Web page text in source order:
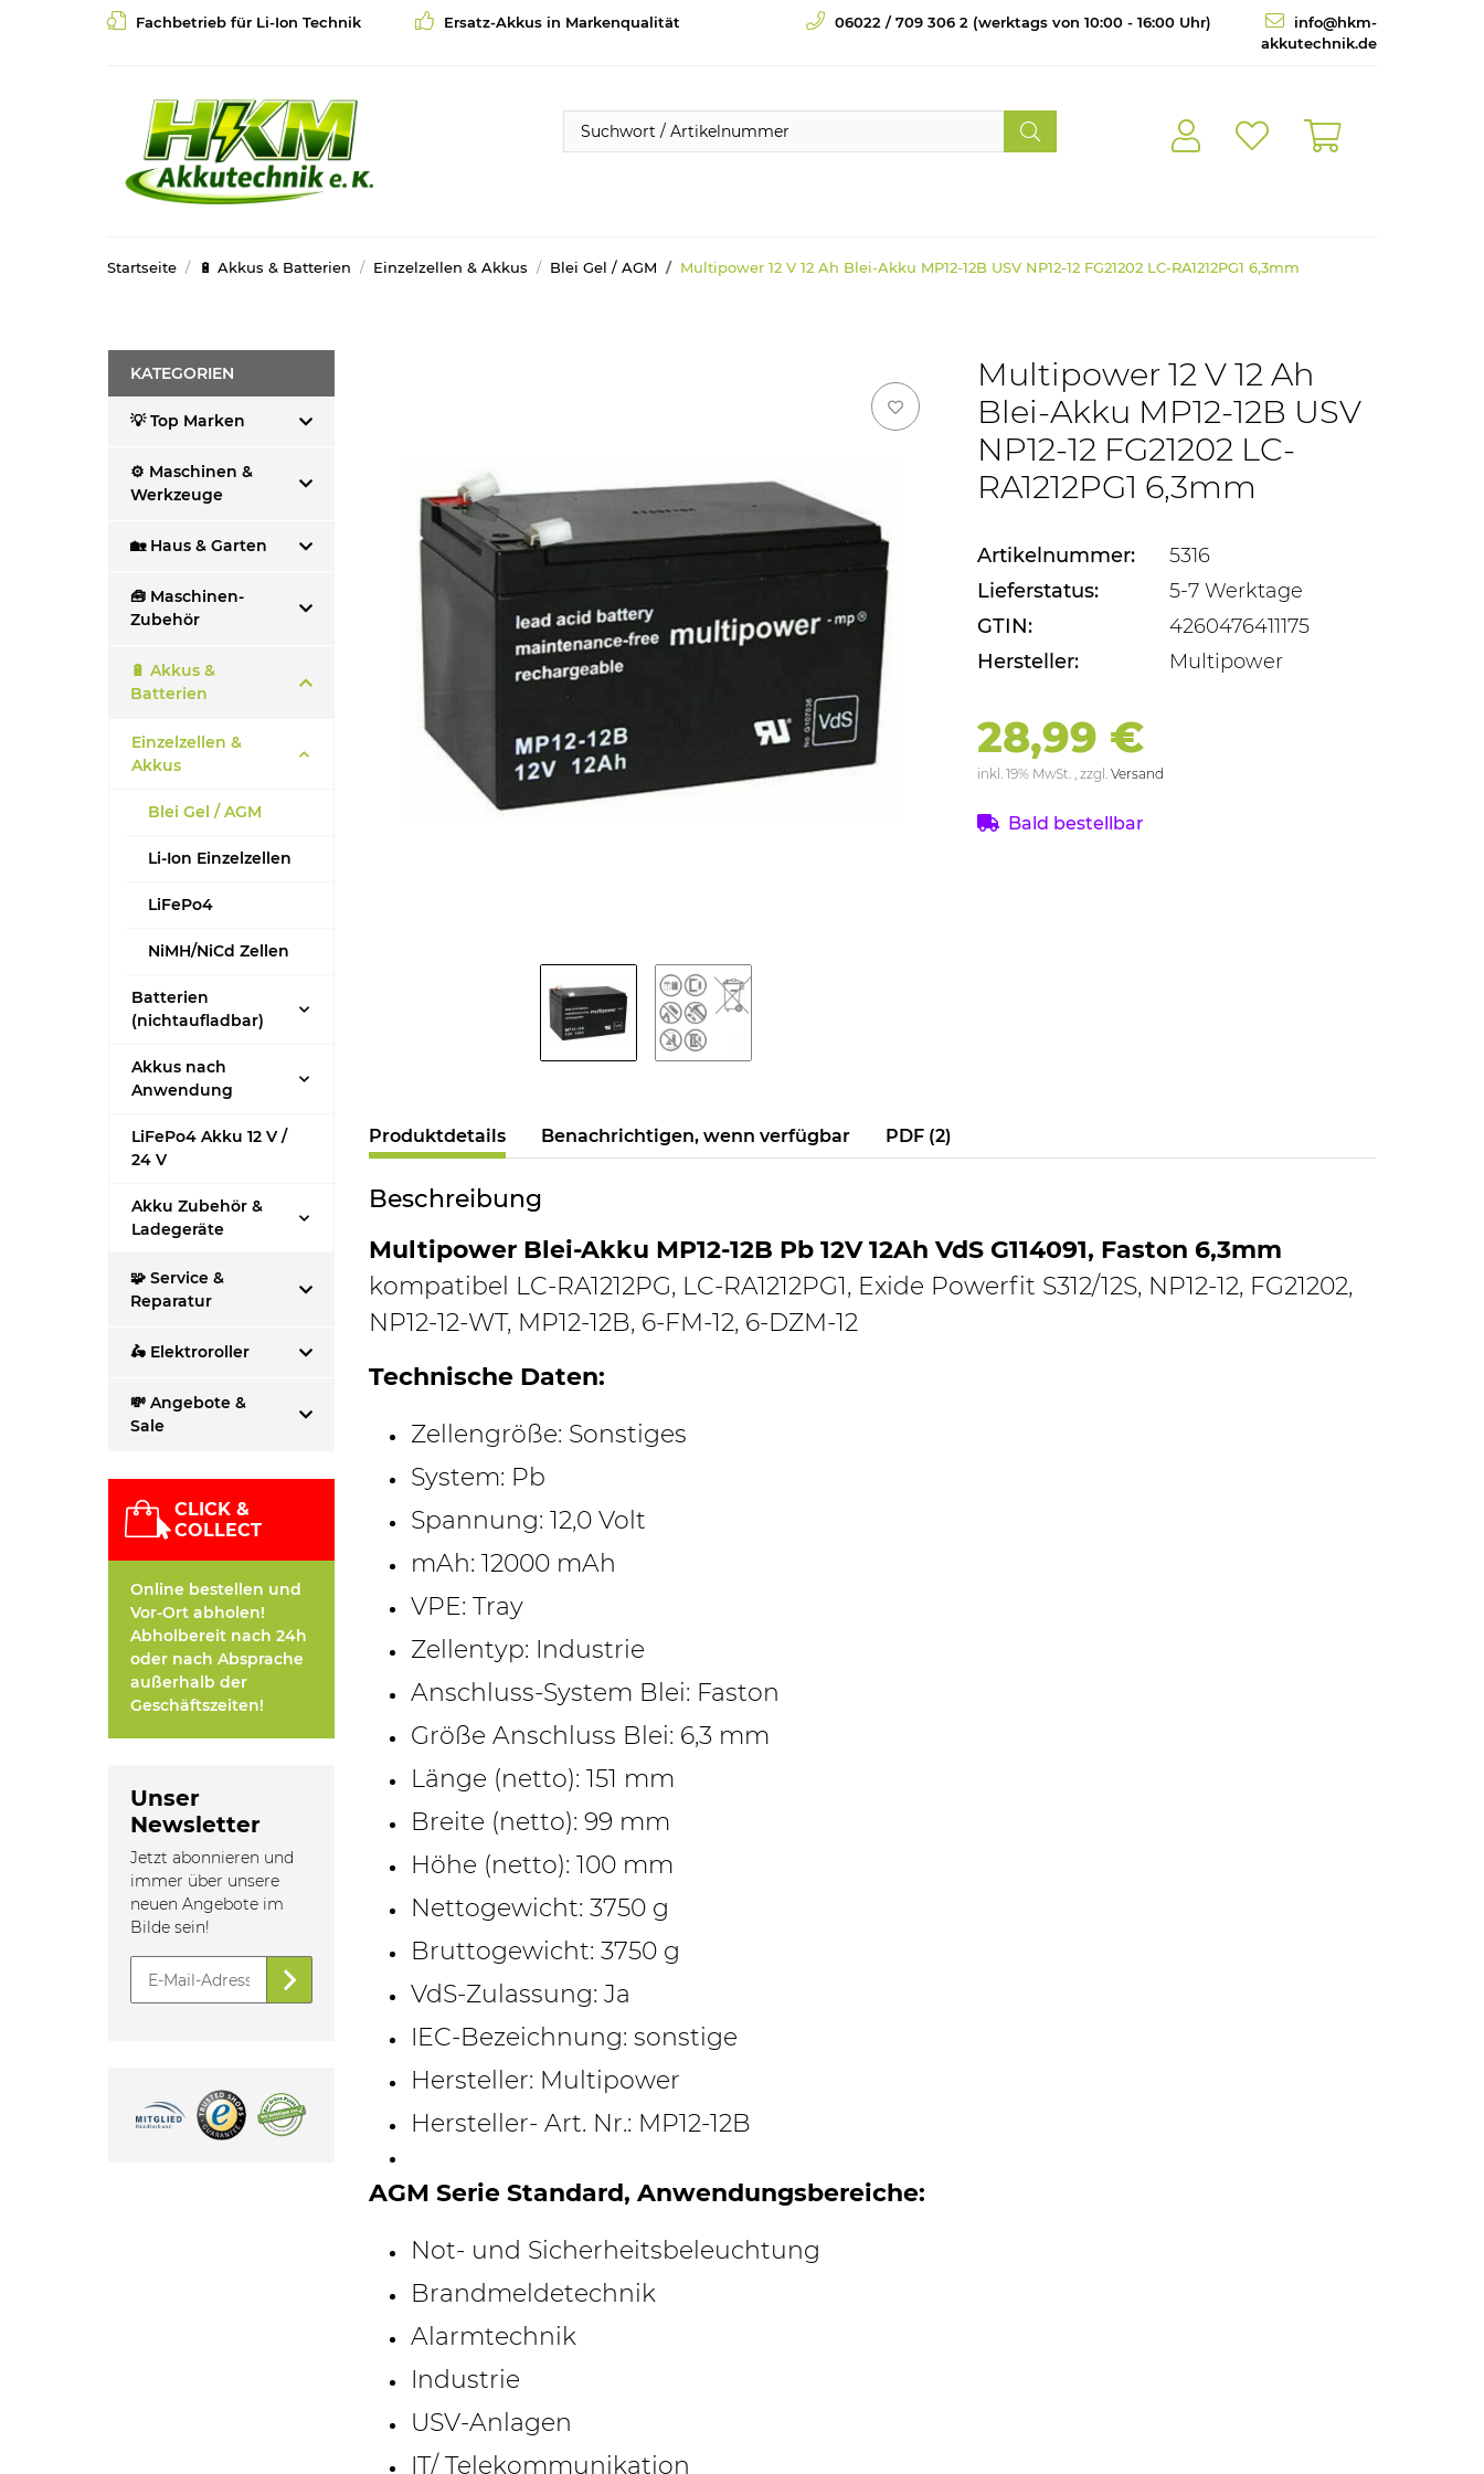
Fachbetrieb für Li-Ion Technik Ersatz-Akkus in Markenqualität 06022 / 709 306 2 (werktags von 10:00 - 16:00 Uhr)
info@hkm-
akkutechnik.de
Startseite 🔋 Akkus & Batterien Einzelzellen & Akkus Blei Gel / AGM Multipower 12 V 12 Ah Blei-Akku MP12-12B USV NP12-12 FG21202 LC-RA1212PG1 6,3mm
Multipower 12 V 12 Ah
Blei-Akku MP12-12B USV
NP12-12 FG21202 LC-
RA1212PG1 6,3mm
Artikelnummer:
5316
Lieferstatus:
5-7 Werktage
GTIN:
4260476411175
Hersteller:
Multipower
28,99 €
inkl. 19% MwSt. , zzgl. Versand
Bald bestellbar
Produktdetails Benachrichtigen, wenn verfügbar PDF (2)
Beschreibung
Multipower Blei-Akku MP12-12B Pb 12V 12Ah VdS G114091, Faston 6,3mm
kompatibel LC-RA1212PG, LC-RA1212PG1, Exide Powerfit S312/12S, NP12-12, FG21202,
NP12-12-WT, MP12-12B, 6-FM-12, 6-DZM-12
Technische Daten:
Zellengröße: Sonstiges
System: Pb
Spannung: 12,0 Volt
mAh: 12000 mAh
VPE: Tray
Zellentyp: Industrie
Anschluss-System Blei: Faston
Größe Anschluss Blei: 6,3 mm
Länge (netto): 151 mm
Breite (netto): 99 mm
Höhe (netto): 100 mm
Nettogewicht: 3750 g
Bruttogewicht: 3750 g
VdS-Zulassung: Ja
IEC-Bezeichnung: sonstige
Hersteller: Multipower
Hersteller- Art. Nr.: MP12-12B
AGM Serie Standard, Anwendungsbereiche:
Not- und Sicherheitsbeleuchtung
Brandmeldetechnik
Alarmtechnik
Industrie
USV-Anlagen
IT/ Telekommunikation
KATEGORIEN
💡 Top Marken
⚙️ Maschinen &
Werkzeuge
🏡 Haus & Garten
🧰 Maschinen-
Zubehör
🔋 Akkus &
Batterien
Einzelzellen &
Akkus
Blei Gel / AGM
Li-Ion Einzelzellen
LiFePo4
NiMH/NiCd Zellen
Batterien
(nichtaufladbar)
Akkus nach
Anwendung
LiFePo4 Akku 12 V /
24 V
Akku Zubehör &
Ladegeräte
🧩 Service &
Reparatur
🛵 Elektroroller
💸 Angebote &
Sale
CLICK &
COLLECT
Online bestellen und
Vor-Ort abholen!
Abholbereit nach 24h
oder nach Absprache
außerhalb der
Geschäftszeiten!
Unser
Newsletter
Jetzt abonnieren und
immer über unsere
neuen Angebote im
Bilde sein!